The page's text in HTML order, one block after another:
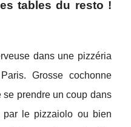
tables du resto !
dans une pizzéria
Grosse cochonne
prendre un coup dans
le pizzaiolo ou bien